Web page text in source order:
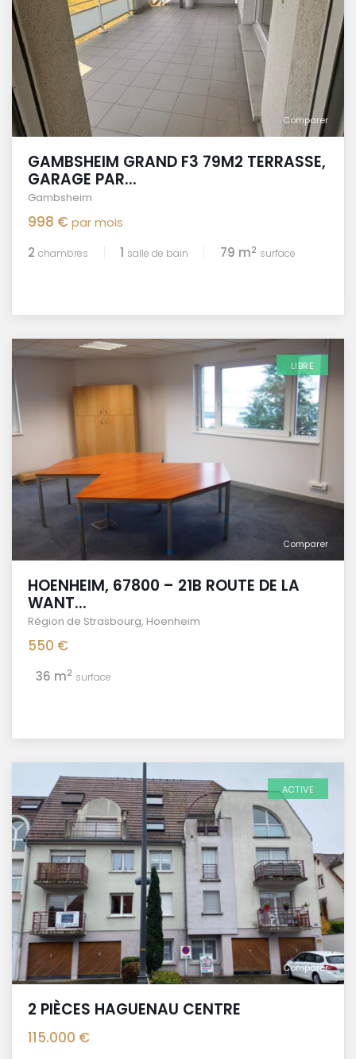
Comparer
GAMBSHEIM GRAND F3 79M2 TERRASSE,
GARAGE PAR...
Gambsheim
998 €par mois
2 chambres 1 salle de bain 79 m2 surface
Comparer
LIBRE
HOENHEIM, 67800 – 21B ROUTE DE LA
WANT...
Région de Strasbourg, Hoenheim
550 €
36 m2 surface
Comparer
ACTIVE
2 PIÈCES HAGUENAU CENTRE
115.000 €